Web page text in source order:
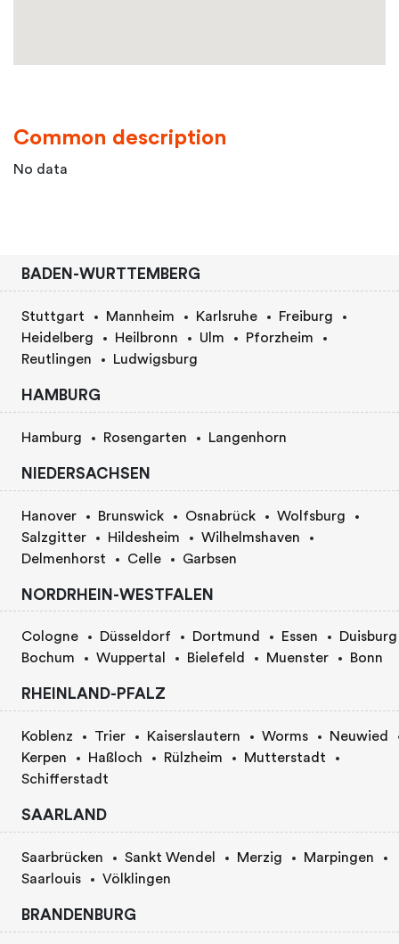
Common description
No data
BADEN-WURTTEMBERG
Stuttgart Mannheim Karlsruhe
Freiburg
Heidelberg
Heilbronn Ulm
Pforzheim
Reutlingen
Ludwigsburg
HAMBURG
Hamburg Rosengarten Langenhorn
NIEDERSACHSEN
Hanover Brunswick Osnabrück
Wolfsburg
Salzgitter
Hildesheim
Wilhelmshaven
Delmenhorst
Celle Garbsen
NORDRHEIN-WESTFALEN
Cologne Düsseldorf Dortmund Essen
Duisburg
Bochum
Wuppertal Bielefeld Muenster Bonn
RHEINLAND-PFALZ
Koblenz Trier Kaiserslautern Worms
Neuwied
Kerpen
Haßloch Rülzheim
Mutterstadt
Schifferstadt
SAARLAND
Saarbrücken Sankt Wendel Merzig
Marpingen
Saarlouis
Völklingen
BRANDENBURG